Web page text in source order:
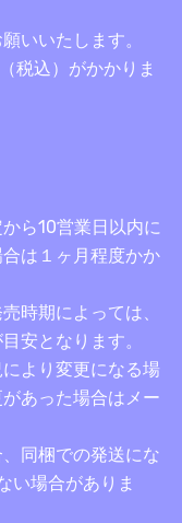
いいたします。
税込）がかかりま
ら10営業日以内に
は１ヶ月程度かか
時期によっては、
安となります。
より変更になる場
あった場合はメー
同梱での発送にな
い場合がありま